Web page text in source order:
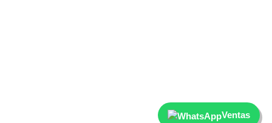
Ventas